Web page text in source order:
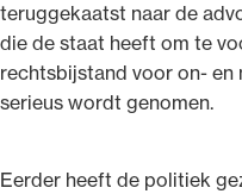
teruggekaatst naar de
die de staat heeft om te
rechtsbijstand voor on-
serieus wordt genomen.
Eerder heeft de politiek